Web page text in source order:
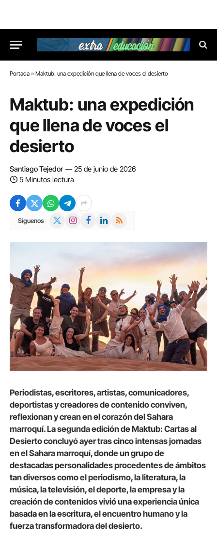
Portada » Maktub: una expedición que llena de voces el desierto
Maktub: una expedición
que llena de voces el
desierto
Santiago Tejedor
25 de junio de 2026
5 Minutos lectura
Síguenos InstagramFacebookLinkedIn
RSS
Periodistas, escritores, artistas, comunicadores,
deportistas y creadores de contenido conviven,
reflexionan y crean en el corazón del Sahara
marroquí. La segunda edición de Maktub: Cartas al
Desierto concluyó ayer tras cinco intensas jornadas
en el Sahara marroquí, donde un grupo de
destacadas personalidades procedentes de ámbitos
tan diversos como el periodismo, la literatura, la
música, la televisión, el deporte, la empresa y la
creación de contenidos vivió una experiencia única
basada en la escritura, el encuentro humano y la
fuerza transformadora del desierto.